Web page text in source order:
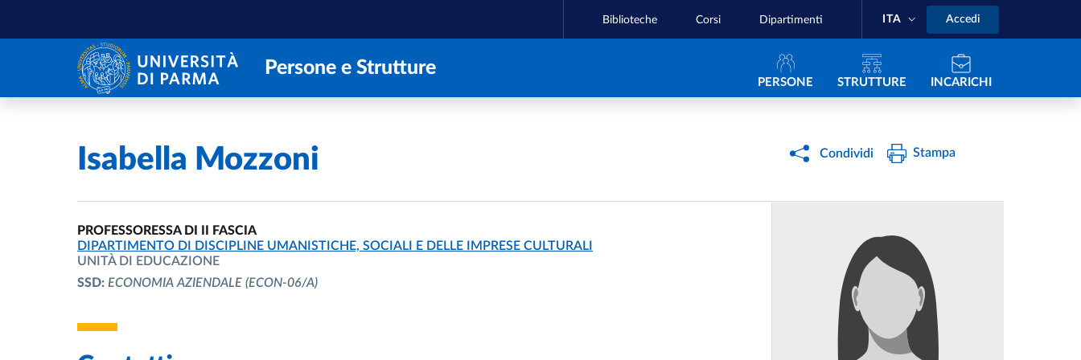
Biblioteche Corsi Dipartimenti ITA Accedi
Persone e Strutture Navigazione principale
PERSONE STRUTTURE INCARICHI
Home
Isabella Mozzoni Condividi Stampa
PROFESSORESSA DI II FASCIA
UNITÀ ORGANIZZATIVA AFFERENTE:
DIPARTIMENTO DI DISCIPLINE UMANISTICHE, SOCIALI E DELLE IMPRESE CULTURALI
UNITÀ DI EDUCAZIONE
SSD: ECONOMIA AZIENDALE (ECON-06/A)